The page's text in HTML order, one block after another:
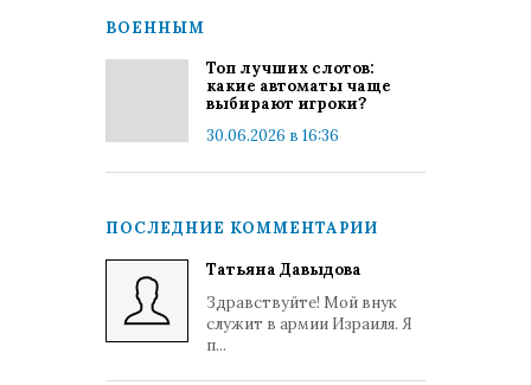
ВОЕННЫМ
Топ лучших слотов:
какие автоматы чаще
выбирают игроки?
30.06.2026 в 16:36
ПОСЛЕДНИЕ КОММЕНТАРИИ
Татьяна Давыдова
Здравствуйте! Мой внук
служит в армии Израиля. Я
п...